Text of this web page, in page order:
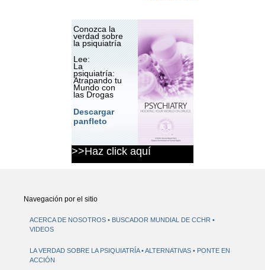
Conozca la
verdad sobre
la psiquiatría
Lee:
La
psiquiatría:
Atrapando tu
Mundo con
las Drogas
Descargar
panfleto
>>Haz click aquí
Navegación por el sitio
ACERCA DE NOSOTROS
BUSCADOR MUNDIAL DE CCHR
VIDEOS
LA VERDAD SOBRE LA PSIQUIATRÍA ALTERNATIVAS
PONTE EN
ACCIÓN